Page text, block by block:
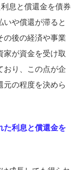
息と償還金を債券
や償還が滞ると
の後の経済や事業
が資金を受け取
おり、この点が企
の程度を決めら
利息と償還金を